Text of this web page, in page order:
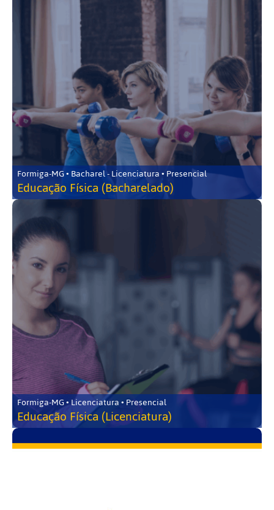
Formiga-MG • Bacharel - Licenciatura • Presencial
Educação Física (Bacharelado)
Formiga-MG • Licenciatura • Presencial
Educação Física (Licenciatura)